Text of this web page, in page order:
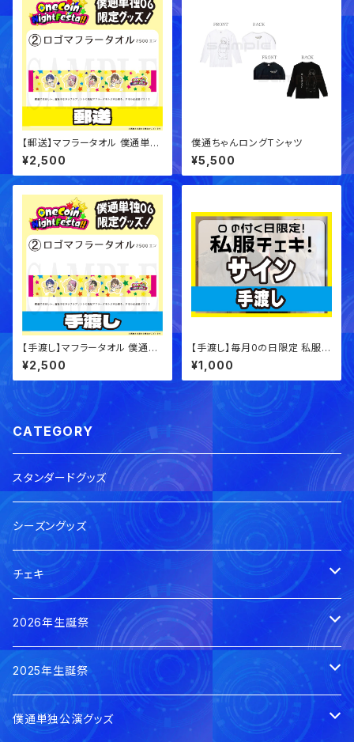
【郵送】マフラータオル 僕通単独
06グッズ【事前通販】
¥2,500
僕通ちゃんロングTシャツ
¥5,500
【手渡し】マフラータオル 僕通単
独06グッズ【事前通販】
¥2,500
【手渡し】毎月0の日限定 私服チ
ェキ！【サインチェキ】
¥1,000
CATEGORY
スタンダードグッズ
シーズングッズ
チェキ
本日のチェキ
郵送
手渡し
0の日私服チェキ
郵送
2026年生誕祭
賀茂さゆ生誕祭2026
郵送
蓮水ゆう生誕祭2026
2025年生誕祭
賀茂さゆ生誕祭2025
僕通単独公演グッズ